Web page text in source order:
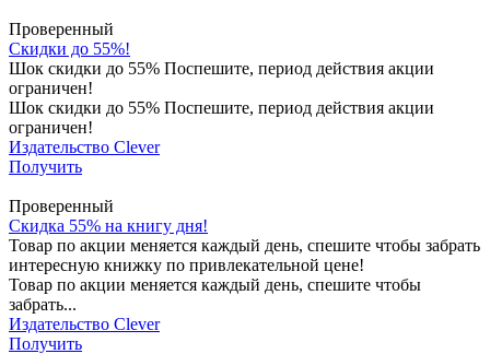
Проверенный
Скидки до 55%!
Шок скидки до 55% Поспешите, период действия акции
ограничен!
Шок скидки до 55% Поспешите, период действия акции
ограничен!
Издательство Clever
Получить
Проверенный
Скидка 55% на книгу дня!
Товар по акции меняется каждый день, спешите чтобы забрать
интересную книжку по привлекательной цене!
Товар по акции меняется каждый день, спешите чтобы
забрать...
Издательство Clever
Получить